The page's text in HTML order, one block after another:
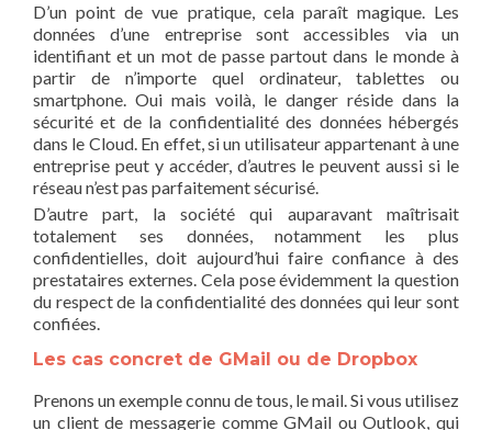
D’un point de vue pratique, cela paraît magique. Les
données d’une entreprise sont accessibles via un
identifiant et un mot de passe partout dans le monde à
partir de n’importe quel ordinateur, tablettes ou
smartphone. Oui mais voilà, le danger réside dans la
sécurité et de la confidentialité des données hébergés
dans le Cloud. En effet, si un utilisateur appartenant à une
entreprise peut y accéder, d’autres le peuvent aussi si le
réseau n’est pas parfaitement sécurisé.
D’autre part, la société qui auparavant maîtrisait
totalement ses données, notamment les plus
confidentielles, doit aujourd’hui faire confiance à des
prestataires externes. Cela pose évidemment la question
du respect de la confidentialité des données qui leur sont
confiées.
Les cas concret de GMail ou de Dropbox
Prenons un exemple connu de tous, le mail. Si vous utilisez
un client de messagerie comme GMail ou Outlook, qui